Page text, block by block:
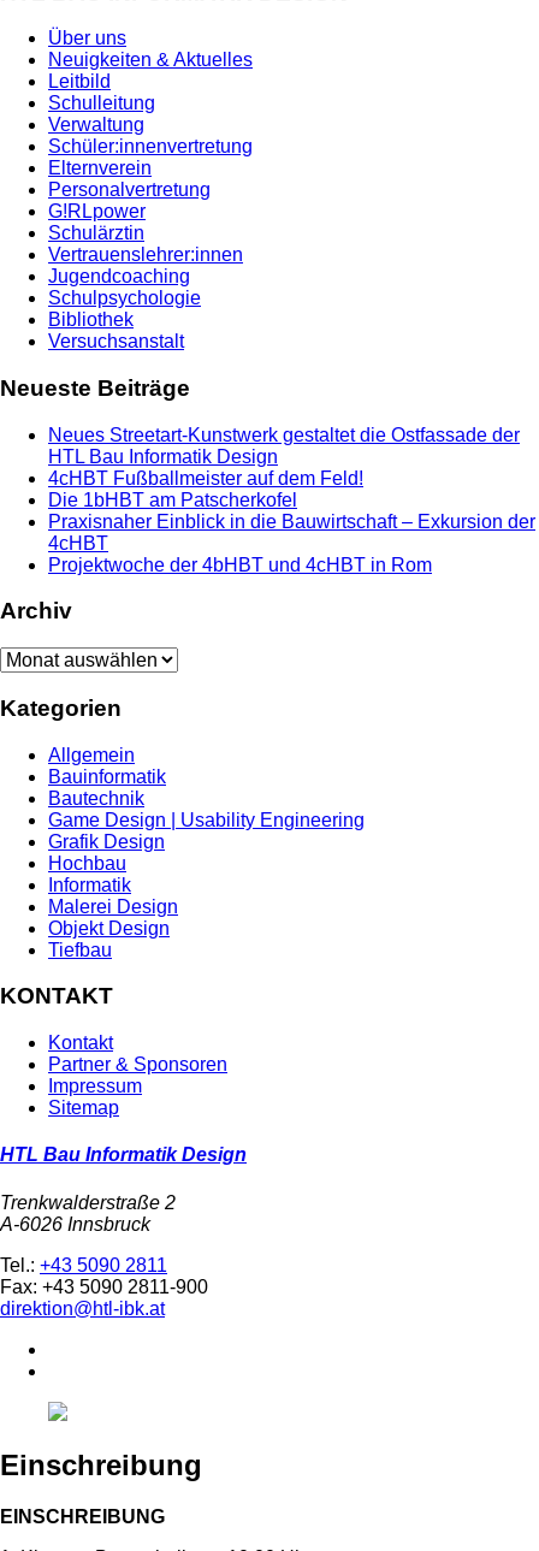
Über uns
Neuigkeiten & Aktuelles
Leitbild
Schulleitung
Verwaltung
Schüler:innenvertretung
Elternverein
Personalvertretung
G!RLpower
Schulärztin
Vertrauenslehrer:innen
Jugendcoaching
Schulpsychologie
Bibliothek
Versuchsanstalt
Neueste Beiträge
Neues Streetart-Kunstwerk gestaltet die Ostfassade der
HTL Bau Informatik Design
4cHBT Fußballmeister auf dem Feld!
Die 1bHBT am Patscherkofel
Praxisnaher Einblick in die Bauwirtschaft – Exkursion der
4cHBT
Projektwoche der 4bHBT und 4cHBT in Rom
Archiv
Archiv
Kategorien
Allgemein
Bauinformatik
Bautechnik
Game Design | Usability Engineering
Grafik Design
Hochbau
Informatik
Malerei Design
Objekt Design
Tiefbau
KONTAKT
Kontakt
Partner & Sponsoren
Impressum
Sitemap
HTL Bau Informatik Design
Trenkwalderstraße 2
A-6026 Innsbruck
Tel.: +43 5090 2811
Fax: +43 5090 2811-900
direktion@htl-ibk.at
Einschreibung
EINSCHREIBUNG